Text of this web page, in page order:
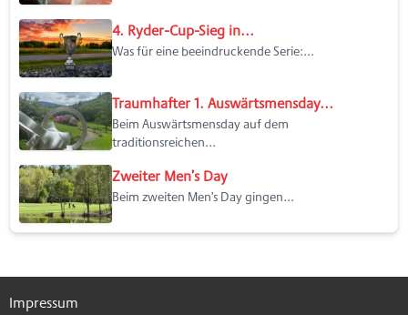
4. Ryder-Cup-Sieg in...
Was für eine beeindruckende Serie:...
Traumhafter 1. Auswärtsmensday...
Beim Auswärtsmensday auf dem
traditionsreichen...
Zweiter Men’s Day
Beim zweiten Men’s Day gingen...
Impressum